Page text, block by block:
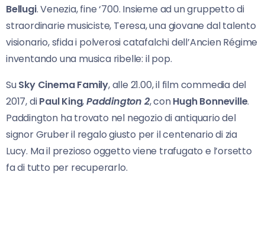
Bellugi. Venezia, fine ‘700. Insieme ad un gruppetto di
straordinarie musiciste, Teresa, una giovane dal talento
visionario, sfida i polverosi catafalchi dell’Ancien Régime
inventando una musica ribelle: il pop.
SuSky Cinema Family, alle 21.00, il film commedia del
2017, diPaul King,Paddington 2, conHugh Bonneville.
Paddington ha trovato nel negozio di antiquario del
signor Gruber il regalo giusto per il centenario di zia
Lucy. Ma il prezioso oggetto viene trafugato e l’orsetto
fa di tutto per recuperarlo.